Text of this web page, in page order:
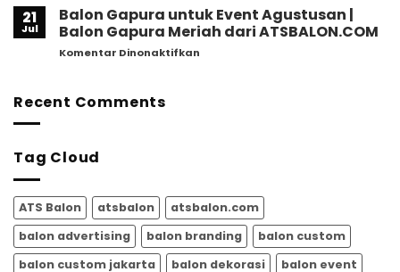
Agustusan
2026,
Ini
Gapura
untuk
Event
21
Jul
Balon Gapura untuk Event Agustusan |
Balon Gapura Meriah dari ATSBALON.COM
Komentar Dinonaktifkan
dari
ATSBALON.COM
Recent Comments
Tag Cloud
ATS Balon atsbalon
atsbalon.com
balon advertising
balon branding
balon custom
balon custom jakarta
balon dekorasi
balon event